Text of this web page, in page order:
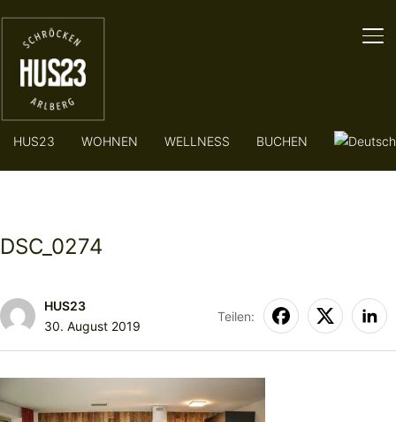
HUS23 WOHNEN WELLNESS BUCHEN
DSC_0274
HUS23
30. August 2019
Teilen: